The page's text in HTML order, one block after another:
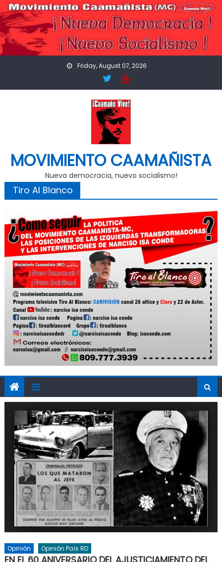
Skip
to
content
Friday, August 07, 2026
MOVIMIENTO CAAMAÑISTA
Nueva democracia, nuevo socialismo!
Tiro Al Blanco
Opinión Opinión País RD